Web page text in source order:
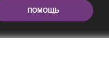
ПОМОЩЬ